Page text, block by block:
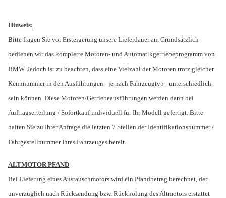
Hinweis:
Bitte fragen Sie vor Ersteigerung unsere Lieferdauer an. Grundsätzlich
bedienen wir das komplette Motoren- und Automatikgetriebeprogramm von
BMW. Jedoch ist zu beachten, dass eine Vielzahl der Motoren trotz gleicher
Kennnummer in den Ausführungen - je nach Fahrzeugtyp - unterschiedlich
sein können. Diese Motoren/Getriebeausführungen werden dann bei
Auftragserteilung / Sofortkauf individuell für Ihr Modell gefertigt. Bitte
halten Sie zu Ihrer Anfrage die letzten 7 Stellen der Identifikationsnummer /
Fahrgestellnummer Ihres Fahrzeuges bereit.
ALTMOTOR PFAND
Bei Lieferung eines Austauschmotors wird ein Pfandbetrag berechnet, der
unverzüglich nach Rücksendung bzw. Rückholung des Altmotors erstattet